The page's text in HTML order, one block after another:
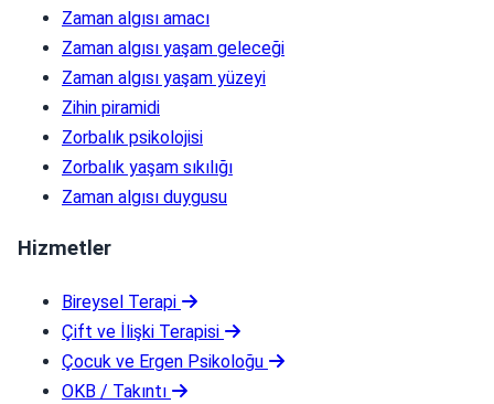
Zaman algısı amacı
Zaman algısı yaşam geleceği
Zaman algısı yaşam yüzeyi
Zihin piramidi
Zorbalık psikolojisi
Zorbalık yaşam sıkılığı
Zaman algısı duygusu
Hizmetler
Bireysel Terapi
Çift ve İlişki Terapisi
Çocuk ve Ergen Psikoloğu
OKB / Takıntı